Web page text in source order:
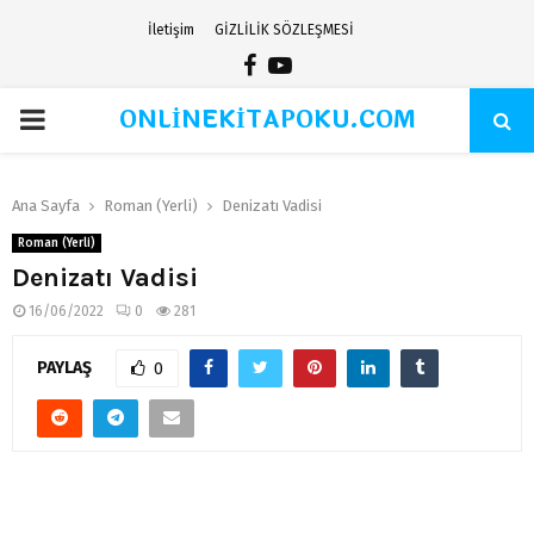
İletişim GİZLİLİK SÖZLEŞMESİ
Facebook
Youtube
PRIMARYONLİNEKİTAPOKU.COM
Ana Sayfa Roman (Yerli) Denizatı Vadisi
Roman (Yerli)
Denizatı Vadisi
16/06/2022 0 281
PAYLAŞ 0